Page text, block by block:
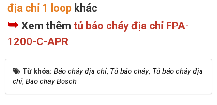
địa chỉ 1 loop khác
➥ Xem thêm tủ báo cháy địa chỉ FPA-
1200-C-APR
Từ khóa: Báo cháy địa chỉ, Tủ báo cháy, Tủ báo cháy địa
chỉ, Báo cháy Bosch